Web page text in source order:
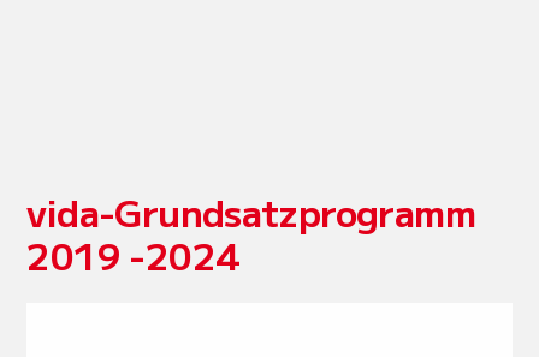
vida-Grundsatzprogramm
2019 -2024